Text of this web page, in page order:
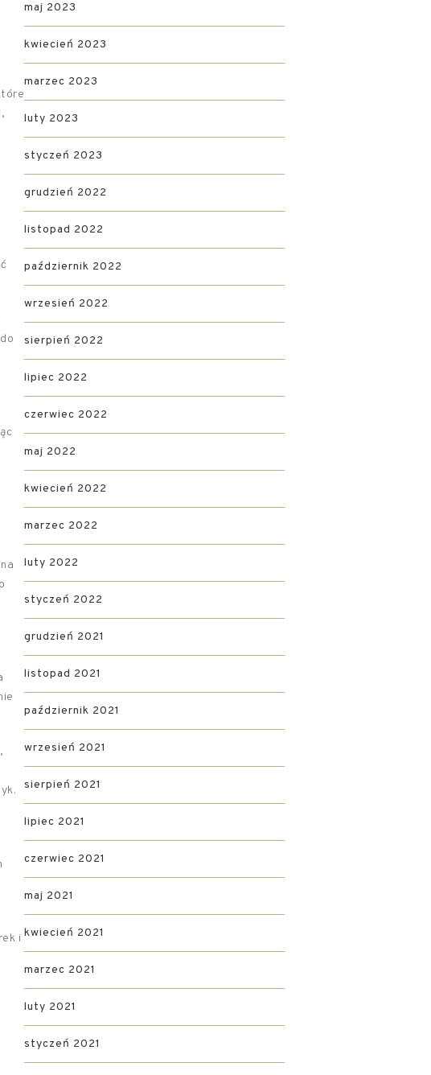
i
maj 2023
kwiecień 2023
marzec 2023
luty 2023
styczeń 2023
grudzień 2022
listopad 2022
październik 2022
wrzesień 2022
sierpień 2022
lipiec 2022
czerwiec 2022
maj 2022
kwiecień 2022
marzec 2022
luty 2022
styczeń 2022
grudzień 2021
listopad 2021
październik 2021
wrzesień 2021
sierpień 2021
lipiec 2021
czerwiec 2021
maj 2021
kwiecień 2021
marzec 2021
luty 2021
styczeń 2021